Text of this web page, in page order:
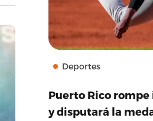
Deportes
Puerto Rico
y disputará la